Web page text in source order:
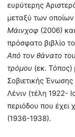
ευρύτερης
μεταξύ των οποίων
Μάινχοφ (2006) και
πρόσφατο βιβλίο
Από τον θάνατο
τρόμου (εκ. Τόπος)
Σοβιετικής
Λένιν (τέλη 1922-
περιόδου που έχει
(1936-1938).